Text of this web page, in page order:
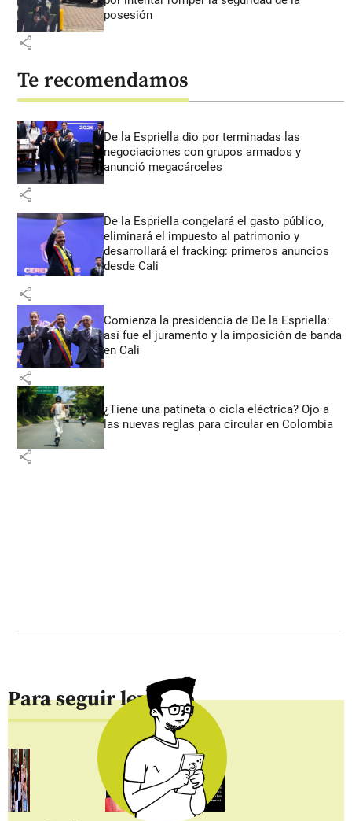
posesión
share
Te recomendamos
De la Espriella dio por terminadas las
negociaciones con grupos armados y
anunció megacárceles
share
De la Espriella congelará el gasto público,
eliminará el impuesto al patrimonio y
desarrollará el fracking: primeros anuncios
desde Cali
share
Comienza la presidencia de De la Espriella:
así fue el juramento y la imposición de banda
en Cali
share
¿Tiene una patineta o cicla eléctrica? Ojo a
las nuevas reglas para circular en Colombia
share
Para seguir leyendo